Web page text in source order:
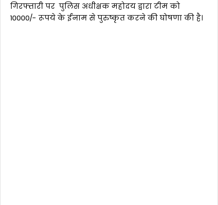
गिरफ्तारी पर पुलिस अधीक्षक महोदय द्वारा टीम को
10000/- रूपये के ईनाम से पुरुष्कृत करने की घोषणा की है।